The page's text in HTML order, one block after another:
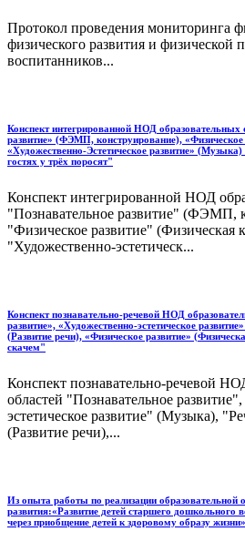
Протокол проведения мониторинга
физического развития и физической
воспитанников...
Конспект интегрированной НОД образовательных
развитие» (ФЭМП, конструирование), «Физическое
«Художественно-Эстетическое развитие»
гостях у трёх поросят"
Конспект интегрированной НОД
"Познавательное развитие" (ФЭМП,
"Физическое развитие" (Физическая
"Художественно-эстетическ...
Конспект познавательно-речевой НОД
развитие», «Художественно-эстетическое
(Развитие речи), «Физическое развитие»
скачем"
Конспект познавательно-речевой
областей "Познавательное
эстетическое развитие" (Музыка),
(Развитие речи),...
Из опыта работы по реализации образовательной
развития:«Развитие детей старшего дошкольного
через приобщение детей к здоровому образу